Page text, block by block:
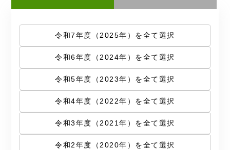
令和7年度（2025年）を全て選択
令和6年度（2024年）を全て選択
令和5年度（2023年）を全て選択
令和4年度（2022年）を全て選択
令和3年度（2021年）を全て選択
令和2年度（2020年）を全て選択